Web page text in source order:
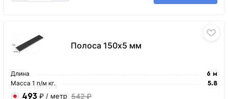
Полоса 150х5 мм
Длина 6 м
Масса 1 п/м кг. 5.8
493 ₽ / метр 542 ₽